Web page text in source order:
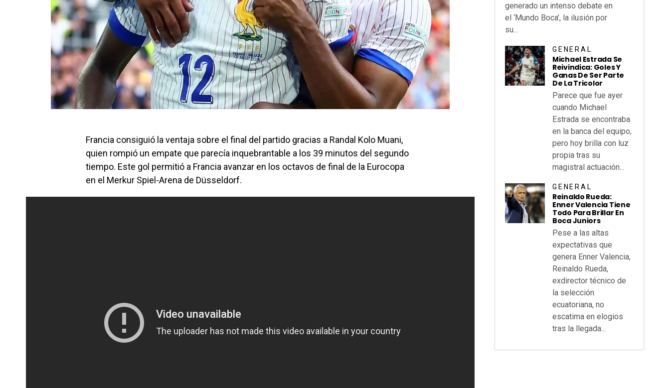
Francia consiguió la ventaja sobre el final del partido gracias a Randal Kolo Muani,
quien rompió un empate que parecía inquebrantable a los 39 minutos del segundo
tiempo. Este gol permitió a Francia avanzar en los octavos de final de la Eurocopa
en el Merkur Spiel-Arena de Düsseldorf.
generado un intenso debate en
el ‘Mundo Boca’, la ilusión por
su...
GENERAL
Michael Estrada Se
Reivindica: Goles Y
Ganas De Ser Parte
De La Tricolor
Parece que fue ayer
cuando Michael
Estrada se encontraba
en la banca del equipo,
pero hoy brilla con luz
propia tras su
magistral actuación...
GENERAL
Reinaldo Rueda:
Enner Valencia Tiene
Todo Para Brillar En
Boca Juniors
Pese a las altas
expectativas que
genera Enner Valencia,
Reinaldo Rueda,
exdirector técnico de
la selección
ecuatoriana, no
escatima en elogios
tras la llegada...